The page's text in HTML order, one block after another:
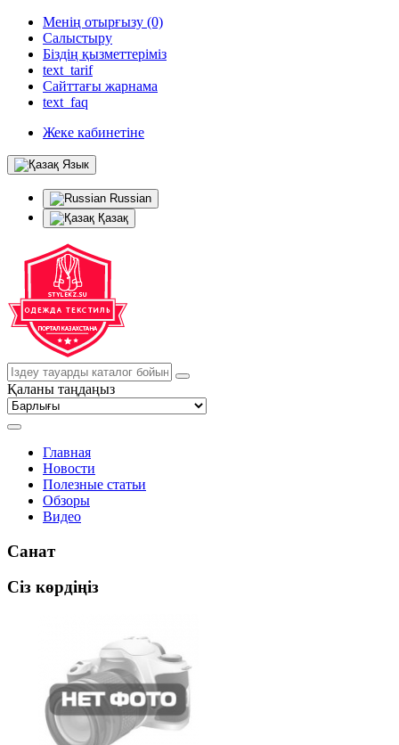
Менің отырғызу (0)
Салыстыру
Біздің қызметтеріміз
text_tarif
Сайттағы жарнама
text_faq
Жеке кабинетіне
Язык
Russian
Қазақ
Қаланы таңдаңыз
Главная
Новости
Полезные статьи
Обзоры
Видео
Санат
Сіз көрдіңіз